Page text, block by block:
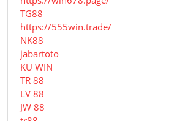
TG88
https://555win.trade/
NK88
jabartoto
KU WIN
TR 88
LV 88
JW 88